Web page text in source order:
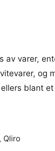
av varer,
og
blant et
Qliro